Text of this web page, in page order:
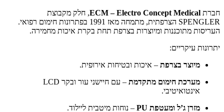
חברת ECM – Electro Concept Medical, חלק מקבוצת
SPENGLER הצרפתית, מתמחה מאז 1991 בפתרונות חימום רפואי.
העריסות מתוכננות ומיוצרות בצרפת תחת בקרת איכות מחמירה.
יתרונות עיקריים:
מיוצר בצרפת – איכות ובטיחות אירופית.
מערכת חימום מתקדמת
– עם חיישני עור ובקר LCD
אינטואיטיבי.
מזרן ג’ל ומעטפת PU
– נוחות מיטבית ליילוד.